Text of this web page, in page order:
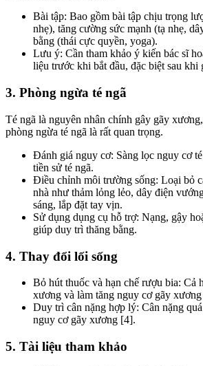
Bài tập: Bao gồm bài tập chịu trọng
nhẹ), tăng cường sức mạnh (tạ nhẹ,
bằng (thái cực quyền, yoga).
Lưu ý: Cần tham khảo ý kiến bác sĩ
liệu trước khi bắt đầu, đặc biệt sau khi
3. Phòng ngừa té ngã
Té ngã là nguyên nhân chính gây gãy
phòng ngừa té ngã là rất quan trọng.
Đánh giá nguy cơ: Sàng lọc nguy cơ
tiền sử té ngã.
Điều chỉnh môi trường sống: Loại bỏ
nhà như thảm lỏng lẻo, dây điện
sáng, lắp đặt tay vịn.
Sử dụng dụng cụ hỗ trợ: Nạng, gậy
giúp duy trì thăng bằng.
4. Thay đổi lối sống
Bỏ hút thuốc và hạn chế rượu bia: Cả
xương và làm tăng nguy cơ gãy
Duy trì cân nặng hợp lý: Cân nặng
nguy cơ gãy xương [4].
5. Tài liệu tham khảo